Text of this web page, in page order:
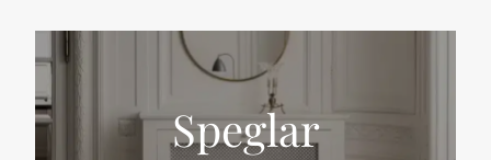
Speglar